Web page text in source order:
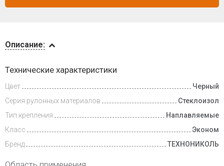
и оплата
Описание:
Технические характеристики
Цвет
Черный
Серия рулонных материалов
Стеклоизол
Тип крепления
Наплавляемые
Класс
Эконом
Бренд
ТЕХНОНИКОЛЬ